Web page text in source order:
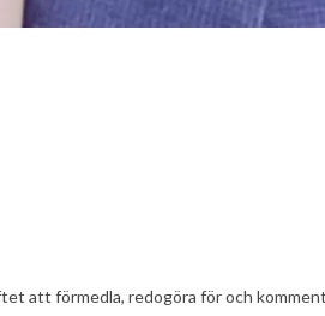
att förmedla, redogöra för och